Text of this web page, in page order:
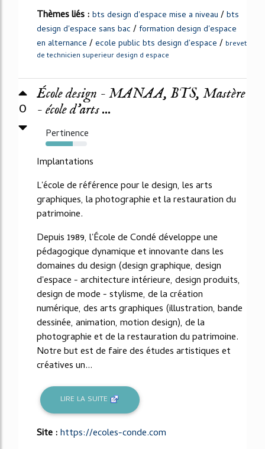
Thèmes liés : bts design d'espace mise a niveau /bts
design d'espace sans bac /formation design d'espace
en alternance /ecole public bts design d'espace / brevet
de technicien superieur design d espace
0
École design - MANAA, BTS, Mastère
- école d'arts ...
Pertinence
66%
Implantations
L'école de référence pour le design, les arts
graphiques, la photographie et la restauration du
patrimoine.
Depuis 1989, l'École de Condé développe une
pédagogique dynamique et innovante dans les
domaines du design (design graphique, design
d'espace - architecture intérieure, design produits,
design de mode - stylisme, de la création
numérique, des arts graphiques (illustration, bande
dessinée, animation, motion design), de la
photographie et de la restauration du patrimoine.
Notre but est de faire des études artistiques et
créatives un...
LIRE LA SUITE
Site :https://ecoles-conde.com